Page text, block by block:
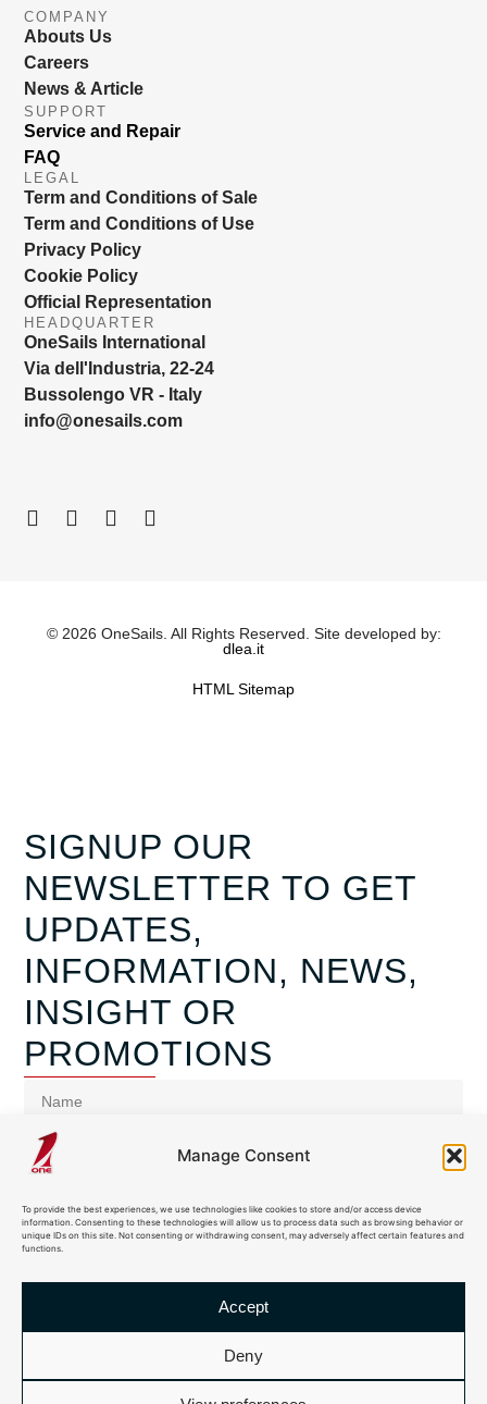
Manage Consent
To provide the best experiences, we use technologies like cookies to store and/or access device
information. Consenting to these technologies will allow us to process data such as browsing behavior or
unique IDs on this site. Not consenting or withdrawing consent, may adversely affect certain features and
functions.
Accept
Deny
COMPANY
Abouts Us
Careers
News & Article
SUPPORT
Service and Repair
FAQ
LEGAL
Term and Conditions of Sale
Term and Conditions of Use
Privacy Policy
Cookie Policy
Official Representation
HEADQUARTER
OneSails International
Via dell'Industria, 22-24
Bussolengo VR - Italy
info@onesails.com
© 2026 OneSails. All Rights Reserved. Site developed by:
dlea.it
HTML Sitemap
SIGNUP OUR
NEWSLETTER TO GET
UPDATES,
INFORMATION, NEWS,
INSIGHT OR
PROMOTIONS
sign me up for the Newsletter and i agree to your